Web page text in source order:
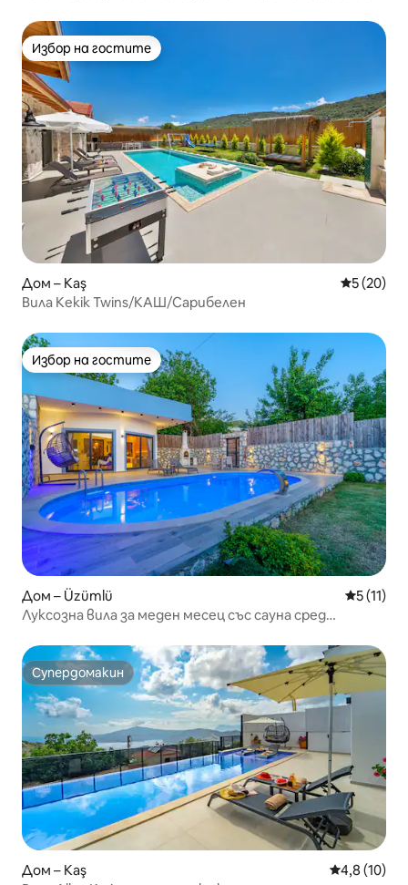
Избор на гостите
Избор на гостите
Дом – Kaş Средна
5 (20)
Вила Kekik Twins/КАШ/Сарибелен
Избор на гостите
Избор на гостите
Дом – Üzümlü Средна
5 (11)
Луксозна вила за меден месец със сауна сред
Супердомакин
Супердомакин
Дом – Kaş Средна
4,8 (10)